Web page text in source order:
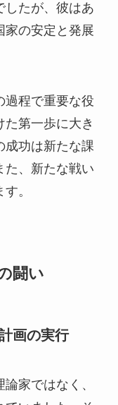
したが、彼はあ
家の安定と発展
過程で重要な役
第一歩に大き
成功は新たな課
た、新たな戦い
。
闘い
画の実行
家ではなく、